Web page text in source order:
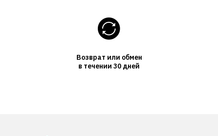
Возврат или обмен
в течении 30 дней